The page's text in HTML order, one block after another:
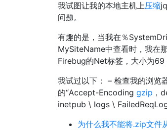
我试图让我的本地主机上压缩
问题。
有趣的是，当我在％
MySiteName中查看时，我在
Firebug的Net标签，大小为69
我试过以下： – 检查我的浏览
的“Accept-Encoding gzip ，
inetpub \ logs \
为什么我不能将.zip文件